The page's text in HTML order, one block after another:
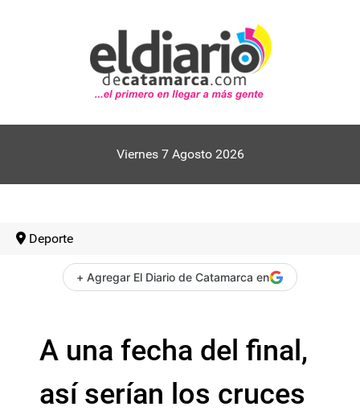
Viernes 7 Agosto 2026
Deporte
+ Agregar El Diario de Catamarca en
A una fecha del final,
así serían los cruces